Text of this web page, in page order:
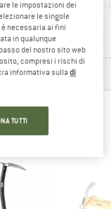
g
HANNO
le impostazioni dei
le singole
necessaria ai fini
in qualunque
del nostro sito web
compresi i rischi di
informativa sulladi
TUTTI